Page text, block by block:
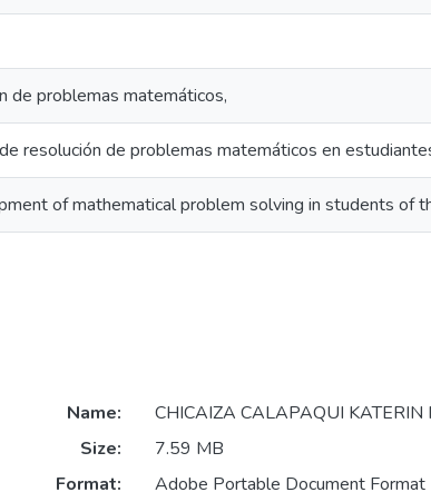
de problemas matemáticos,
resolución de problemas matemáticos en
of mathematical problem solving in students of
Name:
CHICAIZA CALAPAQUI KATERIN
Size:
7.59 MB
Format:
Adobe Portable Document Format